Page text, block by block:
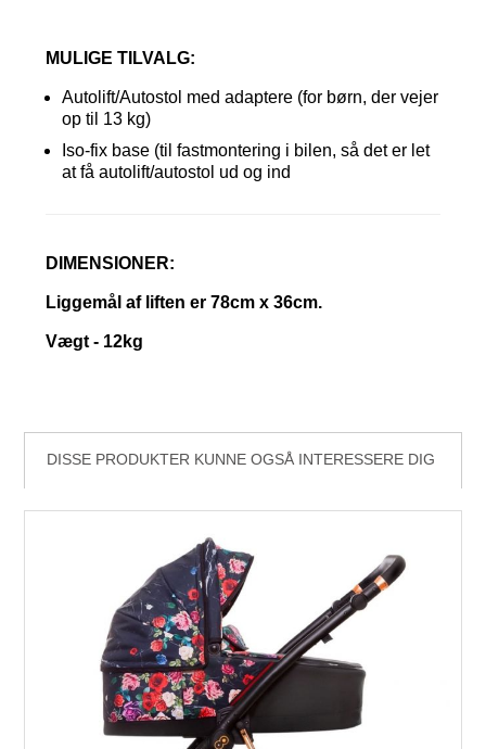
MULIGE TILVALG:
Autolift/Autostol med adaptere (for børn, der vejer
op til 13 kg)
Iso-fix base (til fastmontering i bilen, så det er let
at få autolift/autostol ud og ind
DIMENSIONER:
Liggemål af liften er 78cm x 36cm.
Vægt - 12kg
DISSE PRODUKTER KUNNE OGSÅ INTERESSERE DIG